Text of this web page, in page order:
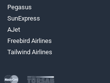
Pegasus
SunExpress
AJet
Freebird Airlines
Tailwind Airlines